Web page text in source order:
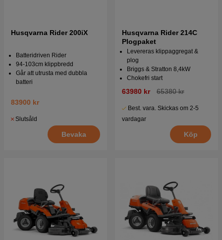
Husqvarna Rider 200iX
Batteridriven Rider
94-103cm klippbredd
Går att utrusta med dubbla
batteri
83900 kr
Slutsåld
Bevaka
Husqvarna Rider 214C
Plogpaket
Levereras klippaggregat &
plog
Briggs & Stratton 8,4kW
Chokefri start
63980 kr 65380 kr
Best. vara. Skickas om 2-5
vardagar
Köp